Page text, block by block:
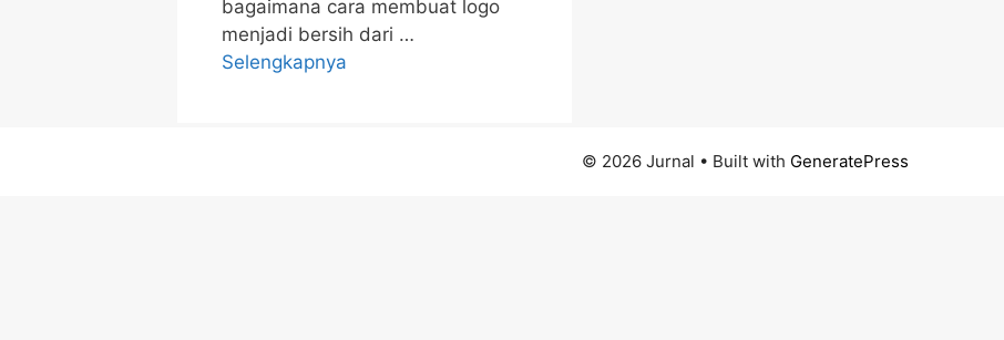
bagaimana cara membuat logo
menjadi bersih dari …
Selengkapnya
© 2026 Jurnal • Built with GeneratePress